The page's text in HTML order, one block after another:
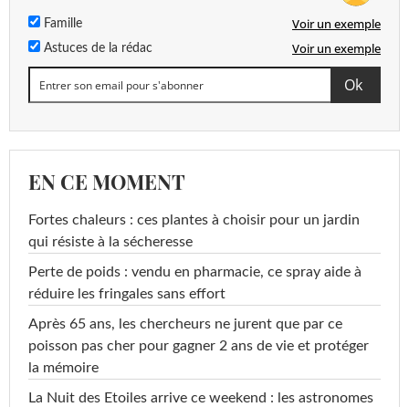
Famille Voir un exemple
Astuces de la rédac Voir un exemple
EN CE MOMENT
Fortes chaleurs : ces plantes à choisir pour un jardin
qui résiste à la sécheresse
Perte de poids : vendu en pharmacie, ce spray aide à
réduire les fringales sans effort
Après 65 ans, les chercheurs ne jurent que par ce
poisson pas cher pour gagner 2 ans de vie et protéger
la mémoire
La Nuit des Etoiles arrive ce weekend : les astronomes